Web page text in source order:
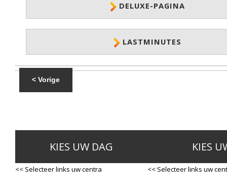
DELUXE-PAGINA
LASTMINUTES
< Vorige
KIES UW DAG
<< Selecteer links uw centra
KIES
<< Selecteer links uw